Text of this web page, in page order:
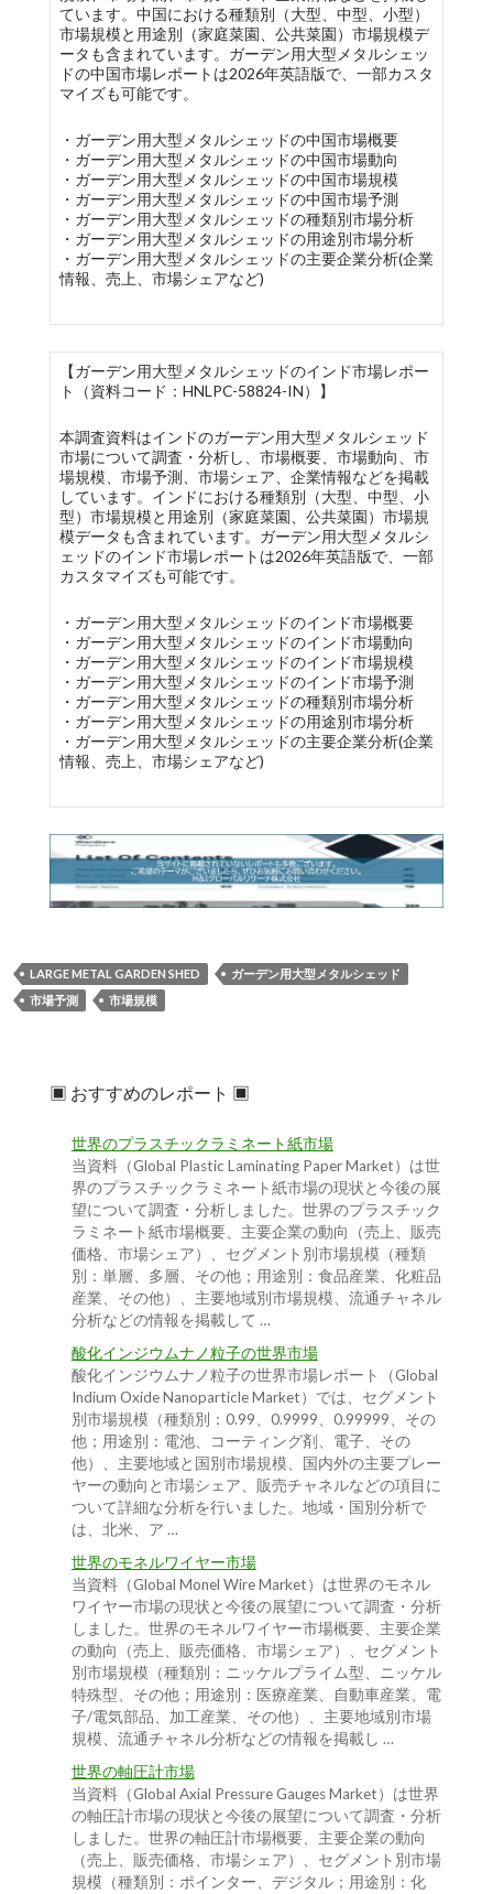
ています。中国における種類別（大型、中型、小型）
市場規模と用途別（家庭菜園、公共菜園）市場規模デ
ータも含まれています。ガーデン用大型メタルシェッ
ドの中国市場レポートは2026年英語版で、一部カスタ
マイズも可能です。
・ガーデン用大型メタルシェッドの中国市場概要
・ガーデン用大型メタルシェッドの中国市場動向
・ガーデン用大型メタルシェッドの中国市場規模
・ガーデン用大型メタルシェッドの中国市場予測
・ガーデン用大型メタルシェッドの種類別市場分析
・ガーデン用大型メタルシェッドの用途別市場分析
・ガーデン用大型メタルシェッドの主要企業分析(企業
情報、売上、市場シェアなど)
【ガーデン用大型メタルシェッドのインド市場レポー
ト（資料コード：HNLPC-58824-IN）】
本調査資料はインドのガーデン用大型メタルシェッド
市場について調査・分析し、市場概要、市場動向、市
場規模、市場予測、市場シェア、企業情報などを掲載
しています。インドにおける種類別（大型、中型、小
型）市場規模と用途別（家庭菜園、公共菜園）市場規
模データも含まれています。ガーデン用大型メタルシ
ェッドのインド市場レポートは2026年英語版で、一部
カスタマイズも可能です。
・ガーデン用大型メタルシェッドのインド市場概要
・ガーデン用大型メタルシェッドのインド市場動向
・ガーデン用大型メタルシェッドのインド市場規模
・ガーデン用大型メタルシェッドのインド市場予測
・ガーデン用大型メタルシェッドの種類別市場分析
・ガーデン用大型メタルシェッドの用途別市場分析
・ガーデン用大型メタルシェッドの主要企業分析(企業
情報、売上、市場シェアなど)
LARGE METAL GARDEN SHED
ガーデン用大型メタルシェッド
市場予測
市場規模
▣ おすすめのレポート ▣
世界のプラスチックラミネート紙市場
当資料（Global Plastic Laminating Paper Market）は世
界のプラスチックラミネート紙市場の現状と今後の展
望について調査・分析しました。世界のプラスチック
ラミネート紙市場概要、主要企業の動向（売上、販売
価格、市場シェア）、セグメント別市場規模（種類
別：単層、多層、その他；用途別：食品産業、化粧品
産業、その他）、主要地域別市場規模、流通チャネル
分析などの情報を掲載して …
酸化インジウムナノ粒子の世界市場
酸化インジウムナノ粒子の世界市場レポート（Global
Indium Oxide Nanoparticle Market）では、セグメント
別市場規模（種類別：0.99、0.9999、0.99999、その
他；用途別：電池、コーティング剤、電子、その
他）、主要地域と国別市場規模、国内外の主要プレー
ヤーの動向と市場シェア、販売チャネルなどの項目に
ついて詳細な分析を行いました。地域・国別分析で
は、北米、ア …
世界のモネルワイヤー市場
当資料（Global Monel Wire Market）は世界のモネル
ワイヤー市場の現状と今後の展望について調査・分析
しました。世界のモネルワイヤー市場概要、主要企業
の動向（売上、販売価格、市場シェア）、セグメント
別市場規模（種類別：ニッケルプライム型、ニッケル
特殊型、その他；用途別：医療産業、自動車産業、電
子/電気部品、加工産業、その他）、主要地域別市場
規模、流通チャネル分析などの情報を掲載し …
世界の軸圧計市場
当資料（Global Axial Pressure Gauges Market）は世界
の軸圧計市場の現状と今後の展望について調査・分析
しました。世界の軸圧計市場概要、主要企業の動向
（売上、販売価格、市場シェア）、セグメント別市場
規模（種類別：ポインター、デジタル；用途別：化